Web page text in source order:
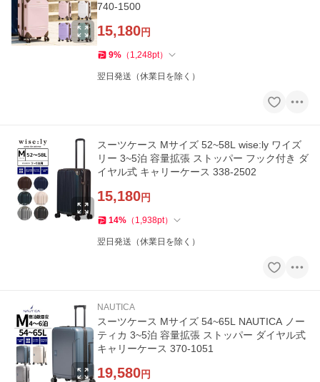
740-1500
15,180円
9% （ 1,248pt）
翌日発送（休業日を除く）
スーツケース Mサイズ 52~58L wise:ly ワイズ
リー 3~5泊 容量拡張 ストッパー フック付き ダ
イヤル式 キャリーケース 338-2502
15,180円
14% （ 1,938pt）
翌日発送（休業日を除く）
NAUTICA
スーツケース Mサイズ 54~65L NAUTICA ノー
ティカ 3~5泊 容量拡張 ストッパー ダイヤル式
キャリーケース 370-1051
19,580円